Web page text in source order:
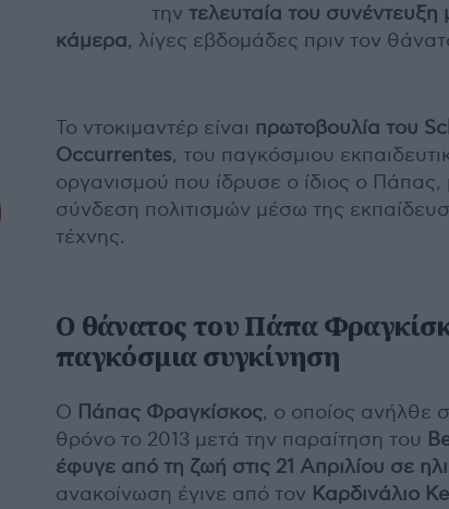
την τελευταία του
κάμερα, λίγες εβδομάδες πριν τον
Το ντοκιμαντέρ είναι πρωτοβουλία του
Occurrentes, του παγκόσμιου
οργανισμού που ίδρυσε ο ίδιος ο Πάπας,
σύνδεση πολιτισμών μέσω της
τέχνης.
Ο θάνατος του Πάπα
παγκόσμια συγκίνηση
Ο Πάπας Φραγκίσκος, ο οποίος ανήλθε
θρόνο το 2013 μετά την παραίτηση του
έφυγε από τη ζωή στις 21 Απριλίου σε
ανακοίνωση έγινε από τον Καρδινάλιο